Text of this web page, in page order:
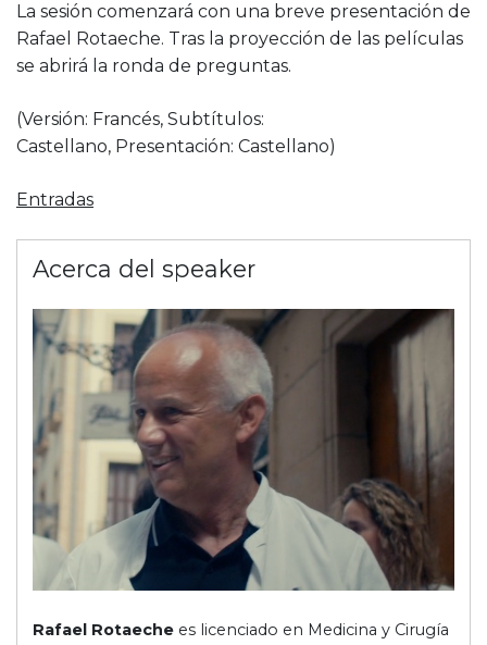
La sesión comenzará con una breve presentación de
Rafael Rotaeche. Tras la proyección de las películas
se abrirá la ronda de preguntas.
(Versión: Francés, Subtítulos:
Castellano, Presentación: Castellano)
Entradas
Acerca del speaker
Rafael Rotaeche es licenciado en Medicina y Cirugía